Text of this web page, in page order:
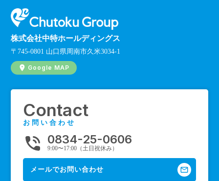
株式会社中特ホールディングス
〒745-0801 山口県周南市久米3034-1
Google MAP
Contact
お問い合わせ
phone_in_talk 0834-25-0606
9:00〜17:00（土日祝休み）
メールでお問い合わせ mail_outline